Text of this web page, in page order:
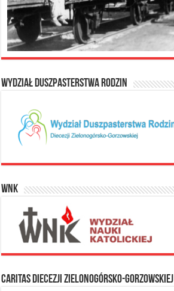
Wydział Duszpasterstwa Rodzin
WNK
Caritas Diecezji Zielonogórsko-Gorzowskiej